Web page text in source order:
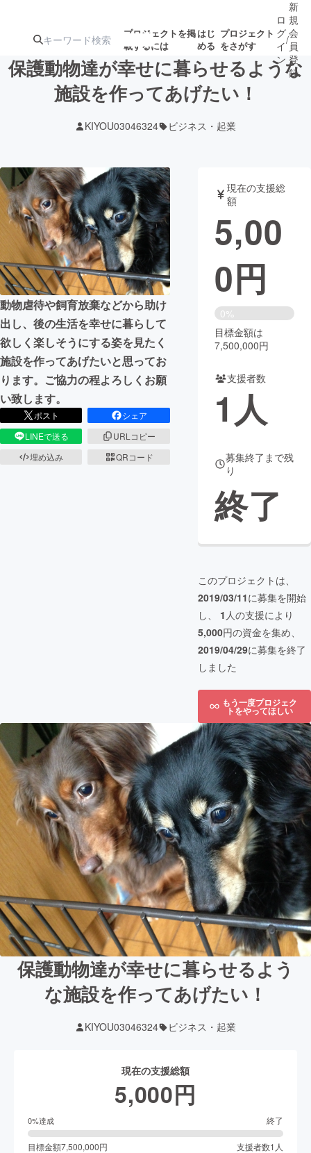
プロジェクトを掲
載するには
はじ
める
プロジェクト
をさがす
ターン
ジェクト
募集終了が近いプ
ロジェクト
アート・写真 音楽
テクノロジー・ガジェット ゲーム・サ
映像・映画 書籍・雑誌
ビジネス・起業 チャレンジ
まちづくり・地域活性化
CAMPFIRE for Social Good
CAMPFIRE Creation
CAMPFIREふるさと納税
コミュニティ
ロ
グ
イ
ン
/
新
規
会
員
登
録
保護動物達が幸せに暮らせるような
施設を作ってあげたい！
KIYOU03046324 ビジネス・起業
動物虐待や飼育放棄などから助け
出し、後の生活を幸せに暮らして
欲しく楽しそうにする姿を見たく
施設を作ってあげたいと思ってお
ります。ご協力の程よろしくお願
い致します。
ポスト
シェア
LINEで送る
URLコピー
埋め込み
QRコード
現在の支援総
額
5,00
0円
0%
目標金額は
7,500,000円
支援者数
1人
募集終了まで残
り
終了
このプロジェクトは、
2019/03/11に募集を開始
し、 1 人の支援により
5,000円の資金を集め、
2019/04/29に募集を終了
しました
もう一度プロジェク
トをやってほしい
保護動物達が幸せに暮らせるよう
な施設を作ってあげたい！
KIYOU03046324 ビジネス・起業
現在の支援総額
5,000円
0%達成 終了
目標金額7,500,000円 支援者数1 人